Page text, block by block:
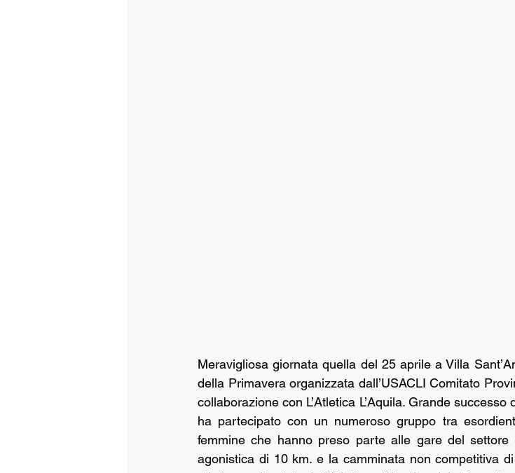
Meravigliosa giornata quella del 25 aprile a Villa
della Primavera organizzata dall’USACLI Comitato
collaborazione con L’Atletica L’Aquila. Grande
ha partecipato con un numeroso gruppo tra
femmine che hanno preso parte alle gare del
agonistica di 10 km. e la camminata non competitiva